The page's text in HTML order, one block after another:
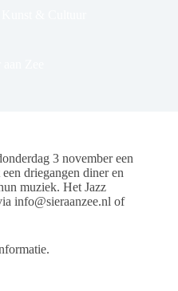
3 november een
driegangen diner en
muziek. Het Jazz
info@sieraanzee.nl of